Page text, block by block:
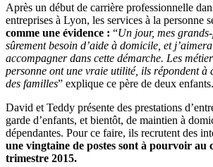
Après un début de carrière professionnelle
entreprises à Lyon, les services à la personne
comme une évidence : “Un jour, mes
sûrement besoin d’aide à domicile, et
accompagner dans cette démarche. Les
personne ont une vraie utilité, ils répondent à
des familles” explique ce père de deux enfants.
David et Teddy présente des prestations
garde d’enfants, et bientôt, de maintien à
dépendantes. Pour ce faire, ils recrutent des
une vingtaine de postes sont à pourvoir au
trimestre 2015.